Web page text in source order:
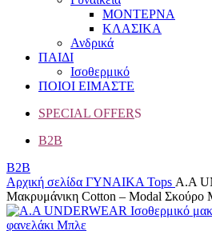
ΜΟΝΤΕΡΝΑ
ΚΛΑΣΙΚΑ
Ανδρικά
ΠΑΙΔΙ
Ισοθερμικό
ΠΟΙΟΙ ΕΙΜΑΣΤΕ
SPECIAL OFFERS
B2B
B2B
Αρχική σελίδα ΓΥΝΑΙΚΑ Tops Α.A
Μακρυμάνικη Cotton – Modal Σκούρο